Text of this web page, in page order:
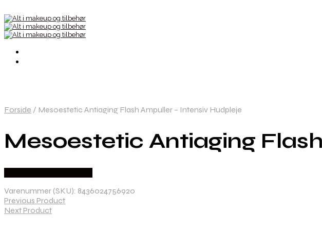
Forside / Mesoestetic Antiaging Flash Ampuller – Intensiv Hudpleje
Mesoestetic Antiaging
Varenummer (SKU): 8436024756920
Previous Product
Next Product